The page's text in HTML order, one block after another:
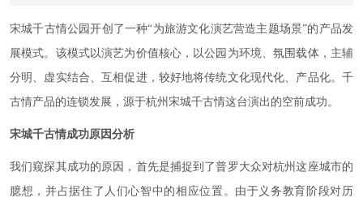
宋城千古情公园开创了一种“为旅游文化演艺营造主题场景”的产品发
展模式。该模式以演艺为价值核心，以公园为环境、氛围载体，主辅
分明、虚实结合、互相促进，较好地将传统文化现代化、产品化。千
古情产品的连锁发展，源于杭州宋城千古情这台演出的空前成功。
宋城千古情成功原因分析
我们窥探其成功的原因，首先是捕捉到了普罗大众对杭州这座城市的
臆想，并占据住了人们心智中的相应位置。由于义务教育阶段对历